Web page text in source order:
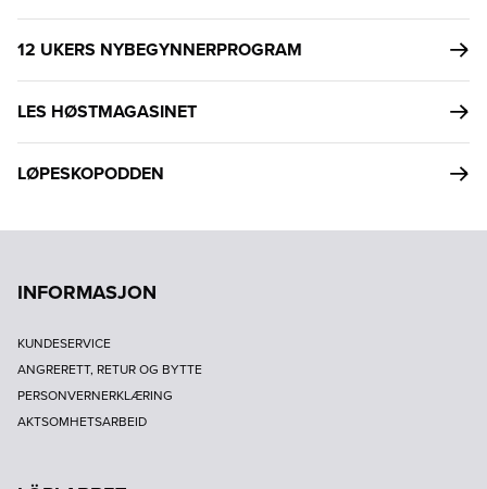
12 UKERS NYBEGYNNERPROGRAM
LES HØSTMAGASINET
LØPESKOPODDEN
INFORMASJON
KUNDESERVICE
ANGRERETT, RETUR OG BYTTE
PERSONVERNERKLÆRING
AKTSOMHETSARBEID